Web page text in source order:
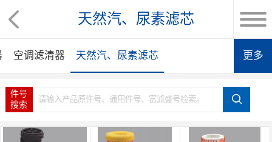
天然汽、尿素滤芯
空调滤清器 天然汽、尿素滤芯 更多
件号
搜索